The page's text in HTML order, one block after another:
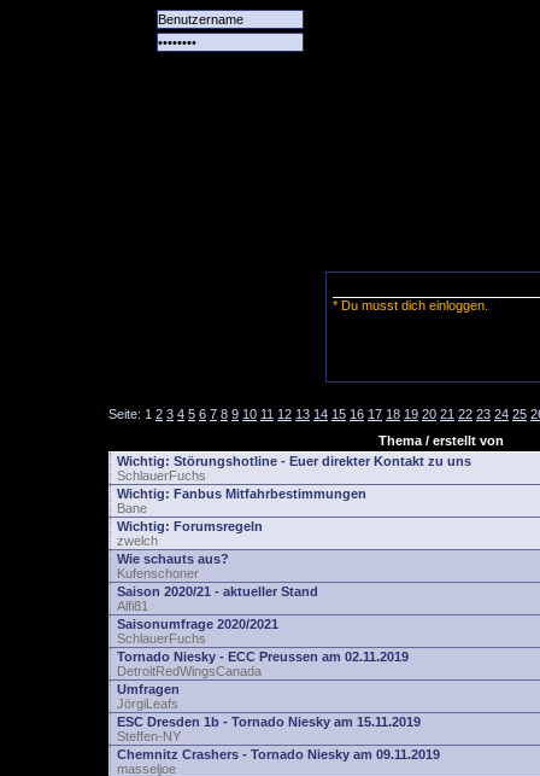
* Du musst dich einloggen.
Seite: 1 2 3 4 5 6 7 8 9 10 11 12 13 14 15 16 17 18 19 20 21 22 23 24 25
Thema / erstellt von
Wichtig: Störungshotline - Euer direkter Kontakt zu uns
SchlauerFuchs
Wichtig: Fanbus Mitfahrbestimmungen
Bane
Wichtig: Forumsregeln
zwelch
Wie schauts aus?
Kufenschoner
Saison 2020/21 - aktueller Stand
Alfi81
Saisonumfrage 2020/2021
SchlauerFuchs
Tornado Niesky - ECC Preussen am 02.11.2019
DetroitRedWingsCanada
Umfragen
JörgiLeafs
ESC Dresden 1b - Tornado Niesky am 15.11.2019
Steffen-NY
Chemnitz Crashers - Tornado Niesky am 09.11.2019
masseljoe